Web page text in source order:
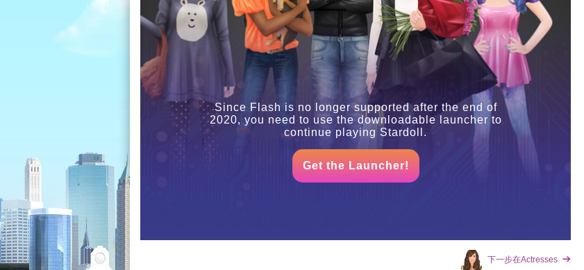
Since Flash is no longer supported after the end of
2020, you need to use the downloadable launcher to
continue playing Stardoll.
Get the Launcher!
下一步在Actresses